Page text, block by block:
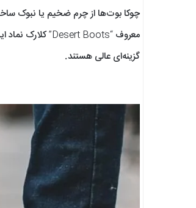
چوکا بوت‌ها از چرم ضخیم یا نبوک
معروف “Desert Boots” کلارک‌ نماد این سبک است. این بوت‌ها
گزینه‌ای عالی هستند.